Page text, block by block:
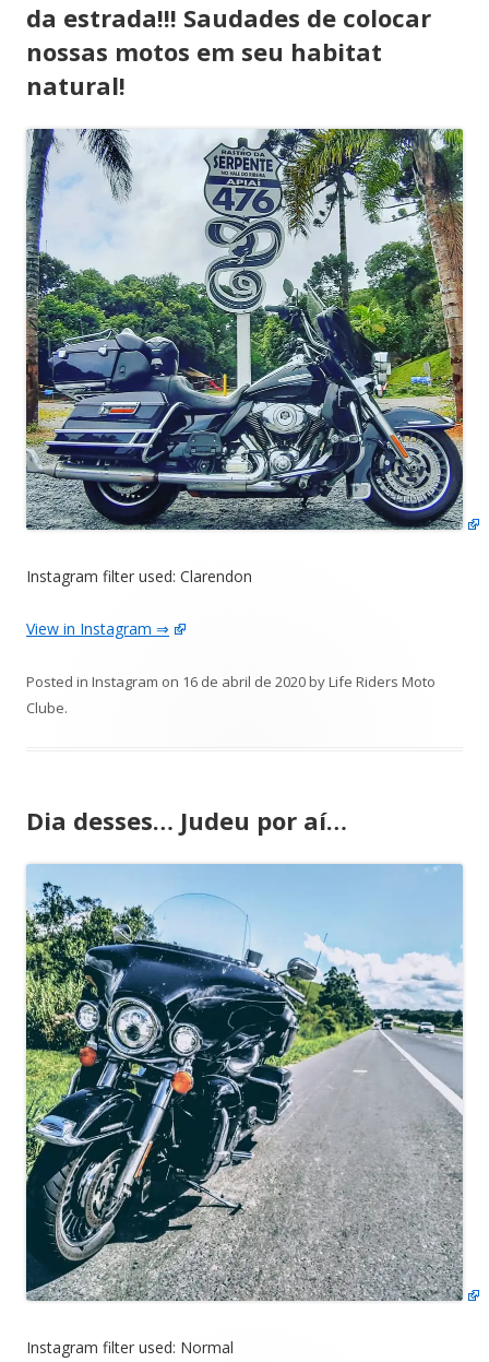
da estrada!!! Saudades de colocar
nossas motos em seu habitat
natural!
Instagram filter used: Clarendon
View in Instagram ⇒
Posted in Instagram on 16 de abril de 2020byLife Riders Moto
Clube.
Dia desses… Judeu por aí…
Instagram filter used: Normal